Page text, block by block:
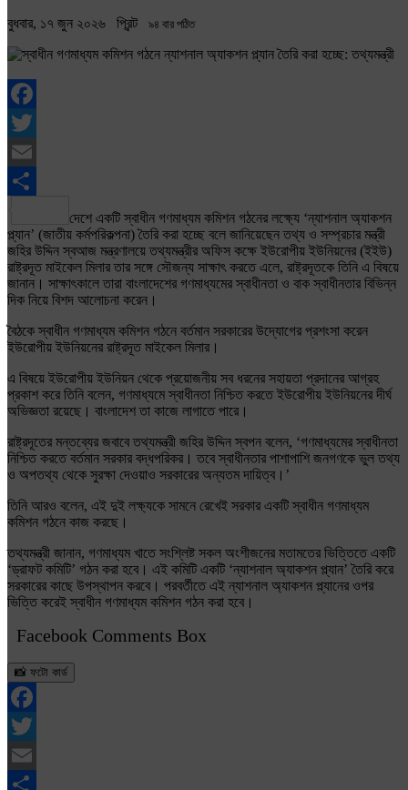
বুধবার, ১৭ জুন ২০২৬ প্রিন্ট ৯৪ বার পঠিত
Facebook
Twitter
Email
দেশে একটি স্বাধীন গণমাধ্যম কমিশন গঠনের লক্ষ্যে ‘ন্যাশনাল অ্যাকশন
প্ল্যান’ (জাতীয় কর্মপরিকল্পনা) তৈরি করা হচ্ছে বলে জানিয়েছেন তথ্য ও সম্প্রচার মন্ত্রী
জহির উদ্দিন স্বআজ মন্ত্রণালয়ে তথ্যমন্ত্রীর অফিস কক্ষে ইউরোপীয় ইউনিয়নের (ইইউ)
রাষ্ট্রদূত মাইকেল মিলার তার সঙ্গে সৌজন্য সাক্ষাৎ করতে এলে, রাষ্ট্রদূতকে তিনি এ বিষয়ে
জানান। সাক্ষাৎকালে তারা বাংলাদেশের গণমাধ্যমের স্বাধীনতা ও বাক স্বাধীনতার বিভিন্ন
দিক নিয়ে বিশদ আলোচনা করেন।
বৈঠকে স্বাধীন গণমাধ্যম কমিশন গঠনে বর্তমান সরকারের উদ্যোগের প্রশংসা করেন
ইউরোপীয় ইউনিয়নের রাষ্ট্রদূত মাইকেল মিলার।
এ বিষয়ে ইউরোপীয় ইউনিয়ন থেকে প্রয়োজনীয় সব ধরনের সহায়তা প্রদানের আগ্রহ
প্রকাশ করে তিনি বলেন, গণমাধ্যমে স্বাধীনতা নিশ্চিত করতে ইউরোপীয় ইউনিয়নের দীর্ঘ
অভিজ্ঞতা রয়েছে। বাংলাদেশ তা কাজে লাগাতে পারে।
রাষ্ট্রদূতের মন্তব্যের জবাবে তথ্যমন্ত্রী জহির উদ্দিন স্বপন বলেন, ‘গণমাধ্যমের স্বাধীনতা
নিশ্চিত করতে বর্তমান সরকার বদ্ধপরিকর। তবে স্বাধীনতার পাশাপাশি জনগণকে ভুল তথ্য
ও অপতথ্য থেকে সুরক্ষা দেওয়াও সরকারের অন্যতম দায়িত্ব।’
তিনি আরও বলেন, এই দুই লক্ষ্যকে সামনে রেখেই সরকার একটি স্বাধীন গণমাধ্যম
কমিশন গঠনে কাজ করছে।
তথ্যমন্ত্রী জানান, গণমাধ্যম খাতে সংশ্লিষ্ট সকল অংশীজনের মতামতের ভিত্তিতে একটি
‘ড্রাফট কমিটি’ গঠন করা হবে। এই কমিটি একটি ‘ন্যাশনাল অ্যাকশন প্ল্যান’ তৈরি করে
সরকারের কাছে উপস্থাপন করবে। পরবর্তীতে এই ন্যাশনাল অ্যাকশন প্ল্যানের ওপর
ভিত্তি করেই স্বাধীন গণমাধ্যম কমিশন গঠন করা হবে।
Facebook Comments Box
📸 ফটো কার্ড
Facebook
Twitter
Email